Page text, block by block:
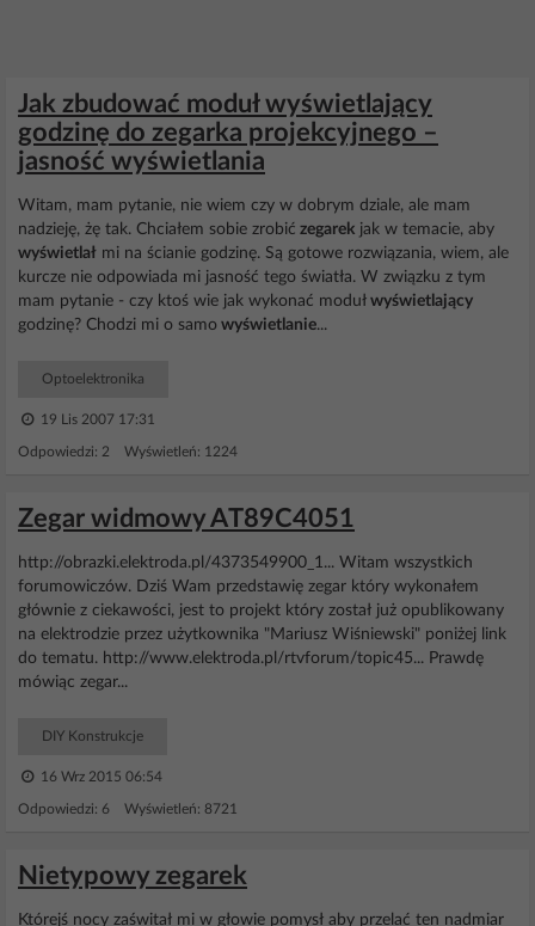
Jak zbudować moduł wyświetlający
godzinę do zegarka projekcyjnego –
jasność wyświetlania
Witam, mam pytanie, nie wiem czy w dobrym dziale, ale mam
nadzieję, żę tak. Chciałem sobie zrobić zegarek jak w temacie, aby
wyświetlał mi na ścianie godzinę. Są gotowe rozwiązania, wiem, ale
kurcze nie odpowiada mi jasność tego światła. W związku z tym
mam pytanie - czy ktoś wie jak wykonać moduł wyświetlający
godzinę? Chodzi mi o samo wyświetlanie...
Optoelektronika
19 Lis 2007 17:31
Odpowiedzi: 2 Wyświetleń: 1224
Zegar widmowy AT89C4051
http://obrazki.elektroda.pl/4373549900_1... Witam wszystkich
forumowiczów. Dziś Wam przedstawię zegar który wykonałem
głównie z ciekawości, jest to projekt który został już opublikowany
na elektrodzie przez użytkownika "Mariusz Wiśniewski" poniżej link
do tematu. http://www.elektroda.pl/rtvforum/topic45... Prawdę
mówiąc zegar...
DIY Konstrukcje
16 Wrz 2015 06:54
Odpowiedzi: 6 Wyświetleń: 8721
Nietypowy zegarek
Którejś nocy zaświtał mi w głowie pomysł aby przelać ten nadmiar